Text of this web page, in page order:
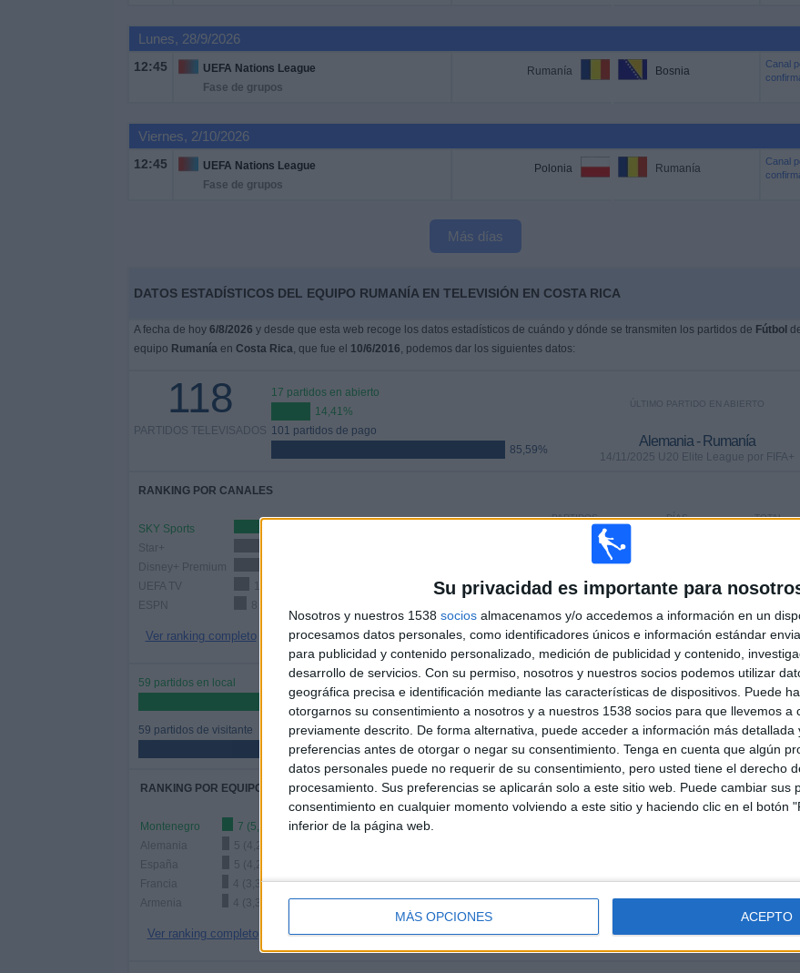
Su privacidad es importante para
Nosotros y nuestros 1538 socios almacenamos y/o accedemos a información en un
procesamos datos personales, como identificadores únicos e información estándar
para publicidad y contenido personalizado, medición de publicidad y contenido,
desarrollo de servicios. Con su permiso, nosotros y nuestros socios podemos utilizar
geográfica precisa e identificación mediante las características de dispositivos. Puede
otorgarnos su consentimiento a nosotros y a nuestros 1538 socios para que llevemos a
previamente descrito. De forma alternativa, puede acceder a información más detallada
preferencias antes de otorgar o negar su consentimiento. Tenga en cuenta que algún
datos personales puede no requerir de su consentimiento, pero usted tiene el derecho
procesamiento. Sus preferencias se aplicarán solo a este sitio web. Puede cambiar sus
consentimiento en cualquier momento volviendo a este sitio y haciendo clic en el botón
inferior de la página web.
MÁS OPCIONES ACEPTO
Lunes, 28/9/2026
12:45
UEFA Nations League
Fase de grupos
Rumanía Bosnia
Canal
Viernes, 2/10/2026
12:45
UEFA Nations League
Fase de grupos
Polonia Rumanía
Canal
Más días
DATOS ESTADÍSTICOS DEL EQUIPO RUMANÍA EN TELEVISIÓN EN COSTA RICA
A fecha de hoy 6/8/2026 y desde que esta web recoge los datos estadísticos de cuándo y dónde se transmiten los partidos de Fútbol
equipo Rumaníaen Costa Rica, que fue el 10/6/2016, podemos dar los siguientes datos:
118
PARTIDOS TELEVISADOS
17 partidos en abierto
14,41%
101 partidos de pago
85,59%
ÚLTIMO PARTIDO EN ABIERTO
Alemania - Rumanía
14/11/2025 U20 Elite League por FIFA+
RANKING POR CANALES
SKY Sports
Star+
Disney+ Premium
UEFA TV
ESPN
8 (6,78%)
Ver ranking completo
TOTAL
DÍAS
GRATUÍTO
PARTIDOS
DE PAGO
59 partidos en local
50%
59 partidos de visitante
50%
TOTAL
49
MÁXIMO
7
VS Montenegro
TOTAL
12
COMPETICIONES
RANKING POR EQUIPOS
Montenegro
7 (5,93%)
Alemania
5 (4,24%)
España
5 (4,24%)
Francia
4 (3,39%)
Armenia
4 (3,39%)
Ver ranking completo
RANKING POR COMPETICIONES
Amistoso
13 (11,02%)
Europeo Sub-21
13 (11,02%)
Ver ranking completo